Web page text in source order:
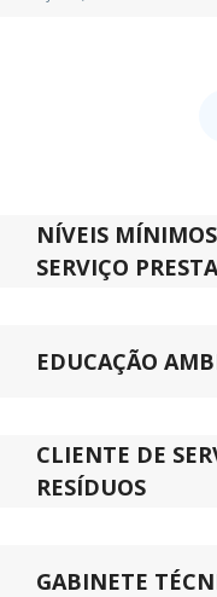
NÍVEIS
SERVIÇO
EDUCAÇÃO
CLIENTE DE
RESÍDUOS
GABINETE